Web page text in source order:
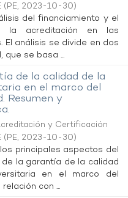
(PE, 2023-10-30)
del financiamiento y el
la acreditación en las
El análisis se divide en dos
que se basa ...
de la calidad de la
en el marco del
Resumen y
y Certificación
(PE, 2023-10-30)
principales aspectos del
la garantía de la calidad
en el marco del
con ...